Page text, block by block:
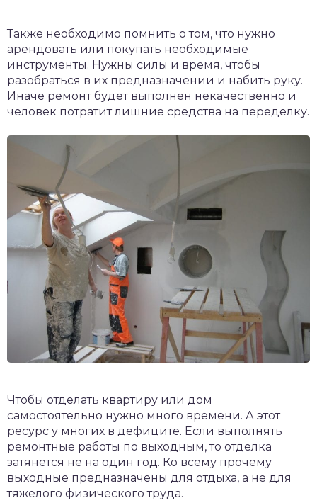
Также необходимо помнить о том, что нужно
арендовать или покупать необходимые
инструменты. Нужны силы и время, чтобы
разобраться в их предназначении и набить руку.
Иначе ремонт будет выполнен некачественно и
человек потратит лишние средства на переделку.
Чтобы отделать квартиру или дом
самостоятельно нужно много времени. А этот
ресурс у многих в дефиците. Если выполнять
ремонтные работы по выходным, то отделка
затянется не на один год. Ко всему прочему
выходные предназначены для отдыха, а не для
тяжелого физического труда.